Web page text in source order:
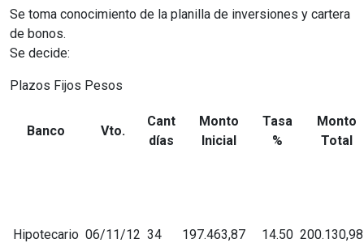
Se toma conocimiento de la planilla de inversiones y cartera
de bonos.
Se decide:
Plazos Fijos Pesos
Banco Vto.
Cant
días
Monto
Inicial
Tasa
%
Monto
Total
Hipotecario 06/11/12 34 197.463,87 14.50 200.130,98